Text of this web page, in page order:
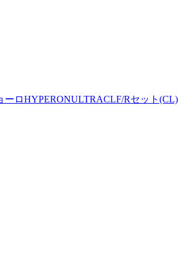
ロHYPERONULTRACLF/Rセット(CL)